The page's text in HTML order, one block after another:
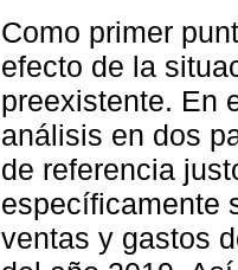
Como primer
efecto de la
preexistente. En
análisis en dos
de referencia
específicamente
ventas y gastos